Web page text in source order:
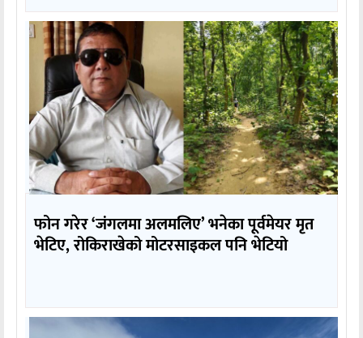
फोन गरेर ‘जंगलमा अलमलिए’ भनेका पूर्वमेयर मृत
भेटिए, रोकिराखेको मोटरसाइकल पनि भेटियो